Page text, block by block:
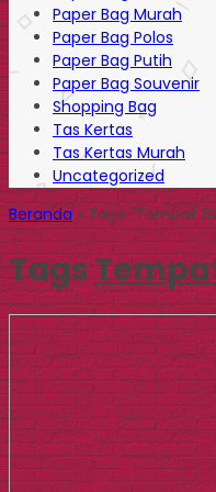
Paper Bag Murah
Paper Bag Polos
Paper Bag Putih
Paper Bag Souvenir
Shopping Bag
Tas Kertas
Tas Kertas Murah
Uncategorized
Beranda»Tags "Tempat
Tags